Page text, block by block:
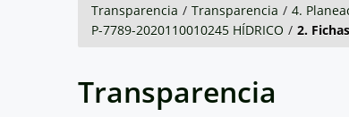
Transparencia / Transparencia / 4.
P-7789-2020110010245 HÍDRICO / 2.
Transparencia